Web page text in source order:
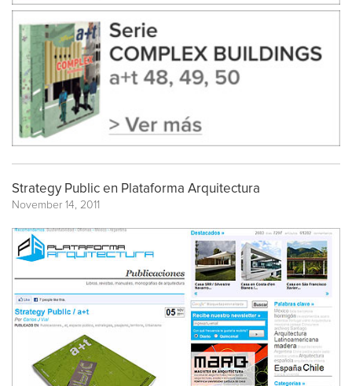
Strategy Public en Plataforma Arquitectura
November 14, 2011